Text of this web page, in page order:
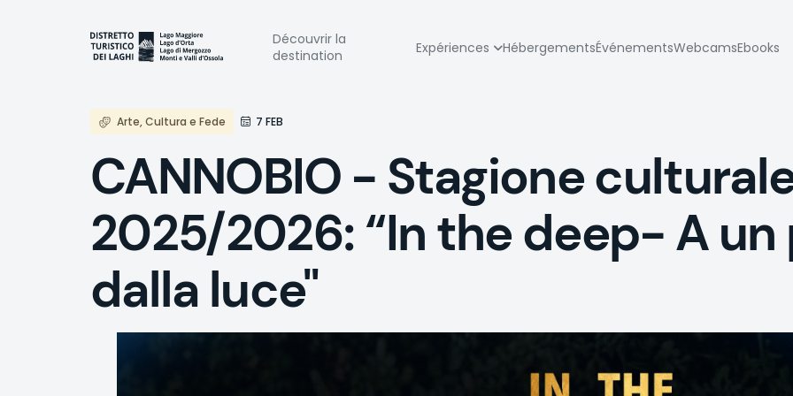
Navigazione
principale
Découvrir la
destination
Expériences HébergementsÉvénementsWebcamsEbooks
Arte, Cultura e Fede 7 FEB
CANNOBIO - Stagione
2025/2026: “In the deep- A un
dalla luce"